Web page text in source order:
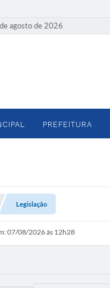
agosto de 2026
PREFEITURA
Legislação
07/08/2026 às 12h28